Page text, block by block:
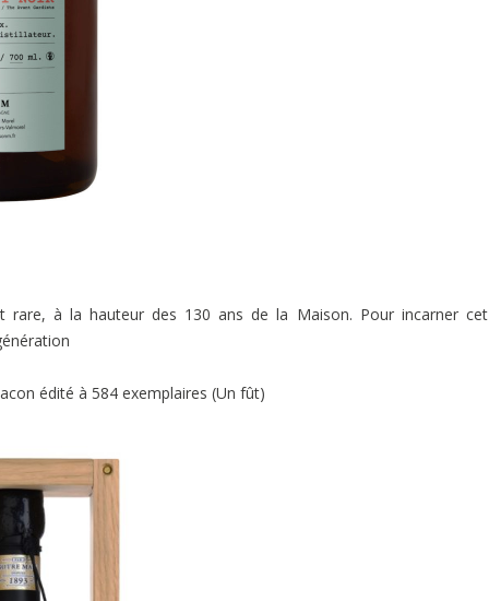
rare, à la hauteur des 130 ans de la Maison. Pour incarner cet
édité à 584 exemplaires (Un fût)